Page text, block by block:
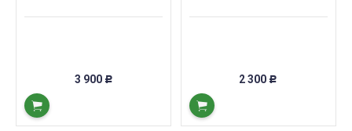
3 900 Р 2 300 Р